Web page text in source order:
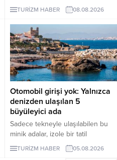
sosyal medyada yoğun ilgi gördü.
TURİZM HABER 08.08.2026
Otomobil girişi yok: Yalnızca
denizden ulaşılan 5
büyüleyici ada
Sadece tekneyle ulaşılabilen bu
minik adalar, izole bir tatil
arayanlara eşsiz deneyimler
sunuyor. Peki, bu adaları farklı
TURİZM HABER 05.08.2026